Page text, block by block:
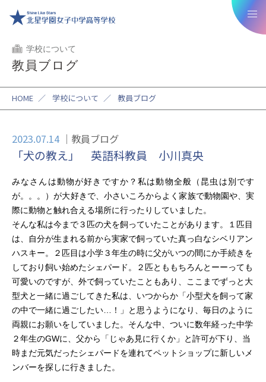
学校について
教員ブログ
HOME ／ 学校について ／ 教員ブログ
2023.07.14 教員ブログ
「犬の教え」 英語科教員 小川真央
みなさんは動物が好きですか？私は動物全般 （昆虫は別です
が。。。）が大好きで、小さいころからよく家族で動物園や、実
際に動物と触れ合える場所に行ったり していました。
そんな私は今まで３匹の犬を飼っていたことがあります。１匹目
は、自分が生まれる前から実家で飼っていた真っ白なシベリアン
ハスキー。２匹目は小学３年生の時に父がいつの間にか手続きを
しており飼い始めたシェパード。２匹とももちろんとーーっても
可愛いのですが、外で飼っていたこともあり、ここまでずっと大
型犬と一緒に過ごしてきた私は、いつからか「小型犬を飼って家
の中で一緒に過ごしたい…！」と思うようになり、毎日のように
両親にお願いをしていました。そんな中、ついに数年経った中学
２年生のGWに、父から「じゃあ見に行くか」と許可が下り、当
時まだ元気だったシェパードを連れてペットショップに新しいメ
ンバーを探しに行きました。